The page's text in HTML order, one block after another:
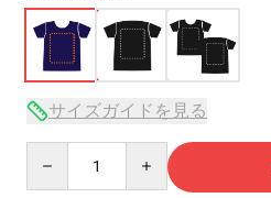
サイズガイドを見る